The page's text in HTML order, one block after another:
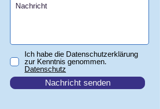
Ich habe die Datenschutzerklärung
zur Kenntnis genommen.
Datenschutz
Nachricht senden